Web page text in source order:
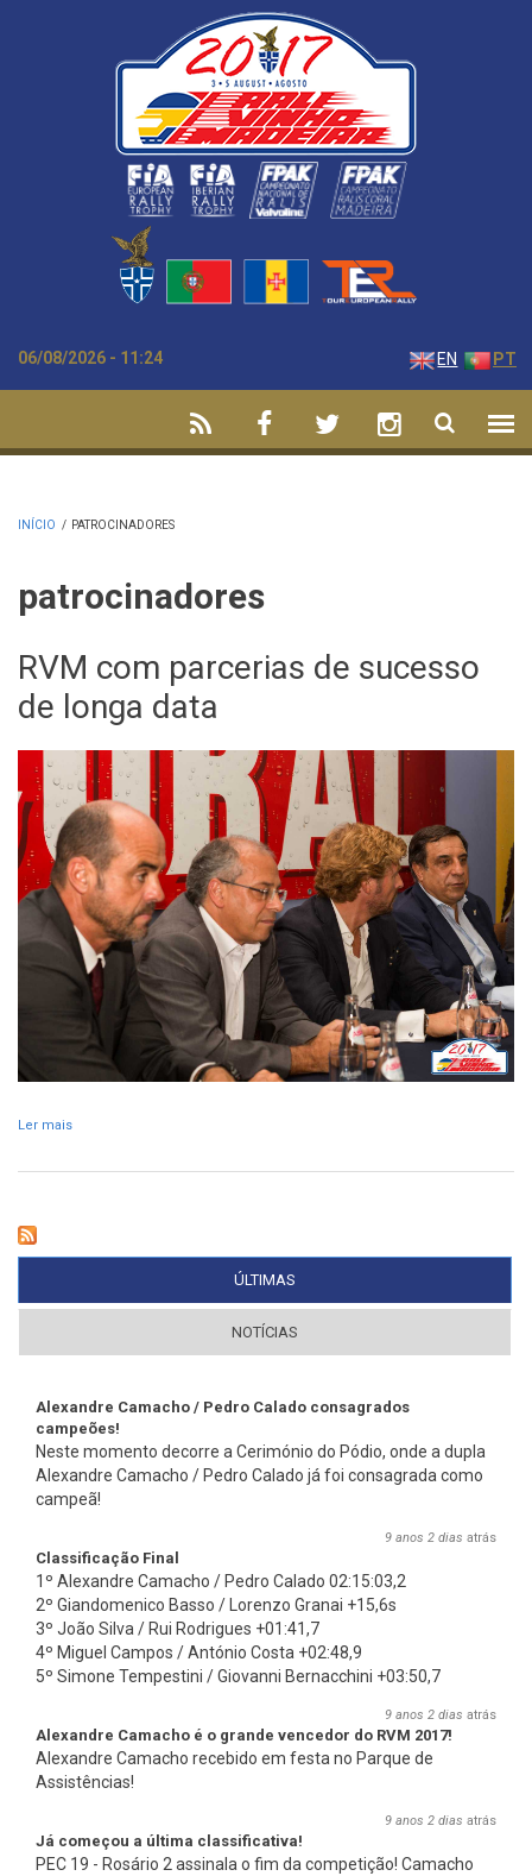
Passar para o conteúdo principal
06/08/2026 - 11:24 EN PT
INÍCIO / PATROCINADORES
patrocinadores
RVM com parcerias de sucesso
de longa data
Ler mais
ÚLTIMAS
NOTÍCIAS
Alexandre Camacho / Pedro Calado consagrados
campeões!
Neste momento decorre a Cerimónio do Pódio, onde a dupla
Alexandre Camacho / Pedro Calado já foi consagrada como
campeã!
9 anos 2 dias atrás
Classificação Final
1º Alexandre Camacho / Pedro Calado 02:15:03,2
2º Giandomenico Basso / Lorenzo Granai +15,6s
3º João Silva / Rui Rodrigues +01:41,7
4º Miguel Campos / António Costa +02:48,9
5º Simone Tempestini / Giovanni Bernacchini +03:50,7
9 anos 2 dias atrás
Alexandre Camacho é o grande vencedor do RVM 2017!
Alexandre Camacho recebido em festa no Parque de
Assistências!
9 anos 2 dias atrás
Já começou a última classificativa!
PEC 19 - Rosário 2 assinala o fim da competição! Camacho